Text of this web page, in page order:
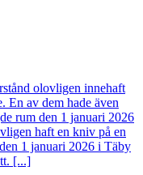
olovligen innehaft
En av dem hade även
rum den 1 januari 2026
haft en kniv på en
1 januari 2026 i Täby
[...]